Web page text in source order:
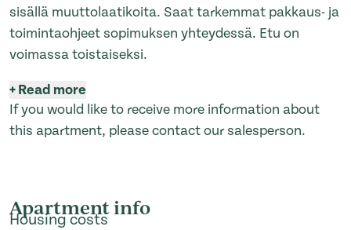
sisällä muuttolaatikoita. Saat tarkemmat pakkaus- ja
toimintaohjeet sopimuksen yhteydessä. Etu on
voimassa toistaiseksi.
+Read more
If you would like to receive more information about
this apartment, please contact our salesperson.
Apartment info
Housing costs